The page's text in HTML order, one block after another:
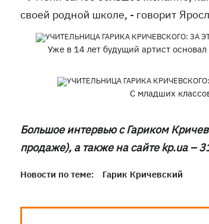
своей родной школе, - говорит
Уже в 14 лет будущий артист
C младших
Большое интервью с Гариком
продаже), а также на сайте kp.ua –
Новости по теме: Гарик Кричевский